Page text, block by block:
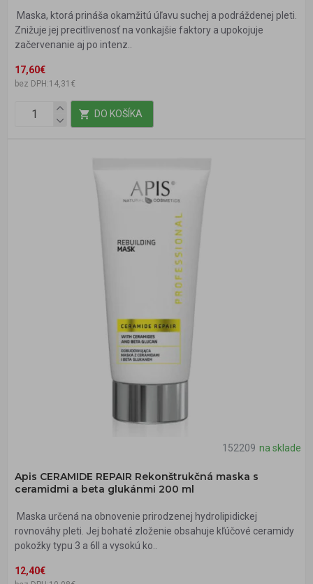
Maska, ktorá prináša okamžitú úľavu suchej a podráždenej pleti.
Znižuje jej precitlivenosť na vonkajšie faktory a upokojuje
začervenanie aj po intenz..
17,60€
bez DPH:14,31€
DO KOŠÍKA
152209 na sklade
Apis CERAMIDE REPAIR Rekonštrukčná maska s
ceramidmi a beta glukánmi 200 ml
Maska určená na obnovenie prirodzenej hydrolipidickej
rovnováhy pleti. Jej bohaté zloženie obsahuje kľúčové ceramidy
pokožky typu 3 a 6II a vysokú ko..
12,40€